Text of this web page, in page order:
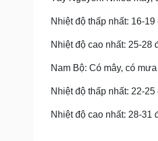
Nhiệt độ thấp nhất: 16-19
Nhiệt độ cao nhất: 25-28
Nam Bộ: Có mây, có
Nhiệt độ thấp nhất: 22-25
Nhiệt độ cao nhất: 28-31